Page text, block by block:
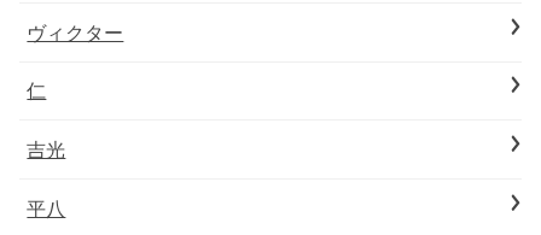
ヴィクター
仁
吉光
平八